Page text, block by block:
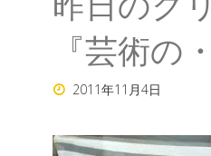
『芸術の
2011年11月4日